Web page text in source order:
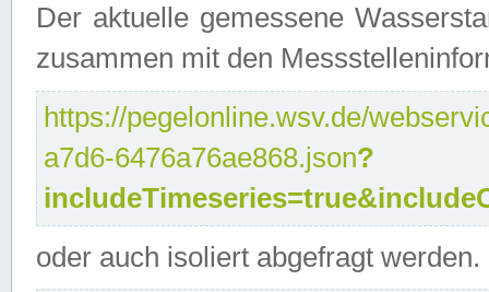
Der aktuelle gemessene
zusammen mit den
https://pegelonline.wsv.de/
a7d6-6476a76ae868.json?
oder auch isoliert abgefragt werden.